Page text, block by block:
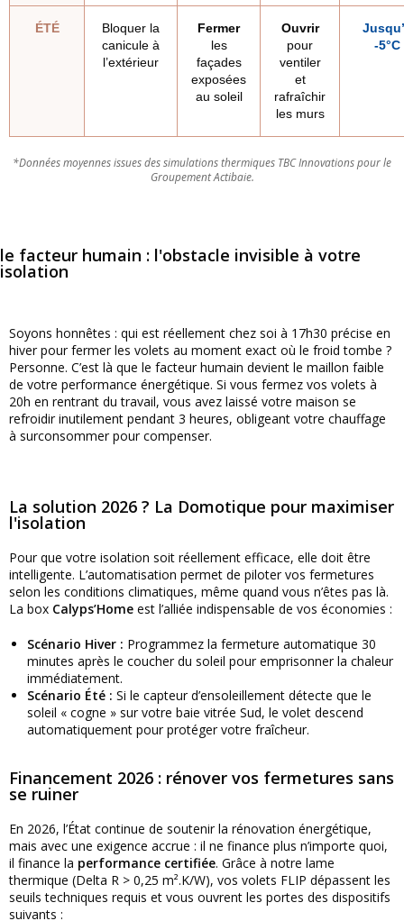
ÉTÉ
Bloquer la
canicule à
l’extérieur
Fermer
les
façades
exposées
au soleil
Ouvrir
pour
ventiler
et
rafraîchir
les murs
-5°C
*Données moyennes issues des simulations thermiques TBC Innovations pour le
Groupement Actibaie.
le facteur humain : l'obstacle invisible à votre
isolation
Soyons honnêtes : qui est réellement chez soi à 17h30 précise en
hiver pour fermer les volets au moment exact où le froid tombe ?
Personne. C’est là que le facteur humain devient le maillon faible
de votre performance énergétique. Si vous fermez vos volets à
20h en rentrant du travail, vous avez laissé votre maison se
refroidir inutilement pendant 3 heures, obligeant votre chauffage
à surconsommer pour compenser.
La solution 2026 ? La Domotique pour maximiser
l'isolation
Pour que votre isolation soit réellement efficace, elle doit être
intelligente. L’automatisation permet de piloter vos fermetures
selon les conditions climatiques, même quand vous n’êtes pas là.
La box Calyps’Home est l’alliée indispensable de vos économies :
Scénario Hiver : Programmez la fermeture automatique 30
minutes après le coucher du soleil pour emprisonner la chaleur
immédiatement.
Scénario Été : Si le capteur d’ensoleillement détecte que le
soleil « cogne » sur votre baie vitrée Sud, le volet descend
automatiquement pour protéger votre fraîcheur.
Financement 2026 : rénover vos fermetures sans
se ruiner
En 2026, l’État continue de soutenir la rénovation énergétique,
mais avec une exigence accrue : il ne finance plus n’importe quoi,
il finance la performance certifiée. Grâce à notre lame
thermique (Delta R > 0,25 m².K/W), vos volets FLIP dépassent les
seuils techniques requis et vous ouvrent les portes des dispositifs
suivants :